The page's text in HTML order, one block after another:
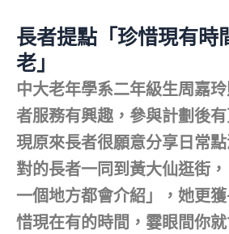
長者提點「珍惜現有時
老」
中大老年學系二年級生周嘉
者服務有興趣，參與計劃後
現原來長者很願意分享日常
對的長者一同到黃大仙逛街
一個地方都會介紹」，她更
惜現在有的時間，霎眼間你